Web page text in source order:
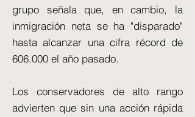
grupo señala que, en cambio, la
inmigración neta se ha "disparado"
hasta alcanzar una cifra récord de
606.000 el año pasado.
Los conservadores de alto rango
advierten que sin una acción rápida